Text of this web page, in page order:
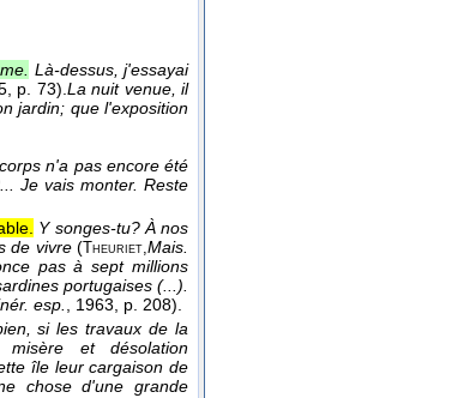
Là-dessus, j'essayai
, p. 73). La nuit venue, il
jardin; que l'exposition
n'a pas encore été
Je vais monter. Reste
Y songes-tu? À nos
de vivre( Theuriet,Mais.
pas à sept millions
portugaises (...).
esp. , 1963 , p. 208).
si les travaux de la
et désolation
île leur cargaison de
chose d'une grande